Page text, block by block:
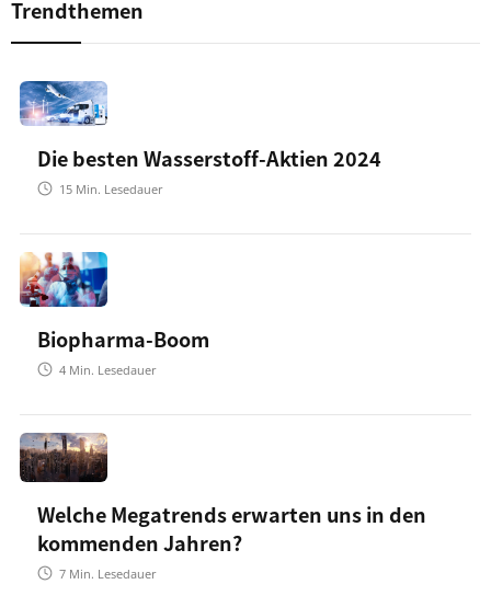
Trendthemen
Die besten Wasserstoff-Aktien 2024
15 Min. Lesedauer
Biopharma-Boom
4 Min. Lesedauer
Welche Megatrends erwarten uns in den
kommenden Jahren?
7 Min. Lesedauer